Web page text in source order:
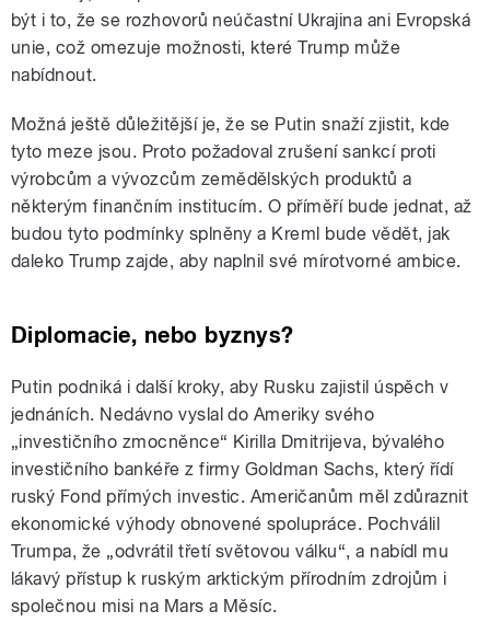
být i to, že se rozhovorů neúčastní Ukrajina ani Evropská
unie, což omezuje možnosti, které Trump může
nabídnout.
Možná ještě důležitější je, že se Putin snaží zjistit, kde
tyto meze jsou. Proto požadoval zrušení sankcí proti
výrobcům a vývozcům zemědělských produktů a
některým finančním institucím. O příměří bude jednat, až
budou tyto podmínky splněny a Kreml bude vědět, jak
daleko Trump zajde, aby naplnil své mírotvorné ambice.
Diplomacie, nebo byznys?
Putin podniká i další kroky, aby Rusku zajistil úspěch v
jednáních. Nedávno vyslal do Ameriky svého
„investičního zmocněnce“ Kirilla Dmitrijeva, bývalého
investičního bankéře z firmy Goldman Sachs, který řídí
ruský Fond přímých investic. Američanům měl zdůraznit
ekonomické výhody obnovené spolupráce. Pochválil
Trumpa, že „odvrátil třetí světovou válku“, a nabídl mu
lákavý přístup k ruským arktickým přírodním zdrojům i
společnou misi na Mars a Měsíc.